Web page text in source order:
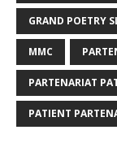
GRAND POETRY
MMC
PARTENARIAT
PATIENT